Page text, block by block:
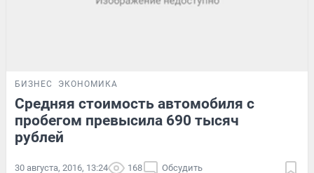
БИЗНЕС ЭКОНОМИКА
Средняя стоимость автомобиля с
пробегом превысила 690 тысяч
рублей
30 августа, 2016, 13:24 168 Обсудить